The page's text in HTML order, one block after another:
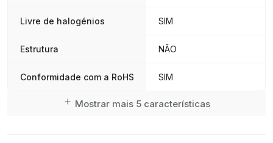
Livre de halogénios SIM
Estrutura NÃO
Conformidade com a RoHS SIM
Mostrar mais 5 características